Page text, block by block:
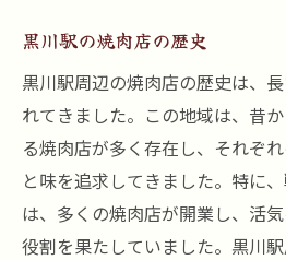
黒川駅の焼肉店の歴史
黒川駅周辺の焼肉店の歴史は、
れてきました。この地域は、昔
る焼肉店が多く存在し、それぞ
と味を追求してきました。特に
は、多くの焼肉店が開業し、活
役割を果たしていました。黒川